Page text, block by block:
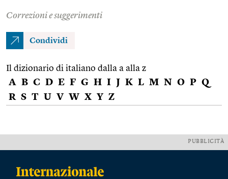
Correzioni e suggerimenti
Condividi
Il dizionario di italiano dalla a alla z
A B C D E F G H I J K L M N O P Q
R S T U V W X Y Z
PUBBLICITÀ